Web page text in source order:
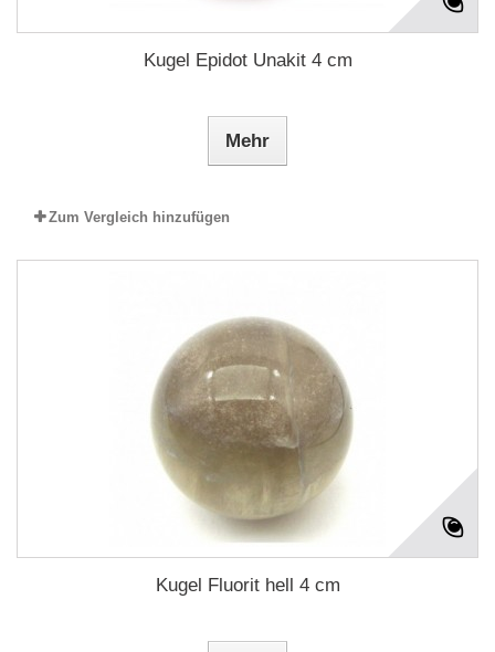
Kugel Epidot Unakit 4 cm
Mehr
Zum Vergleich hinzufügen
Kugel Fluorit hell 4 cm